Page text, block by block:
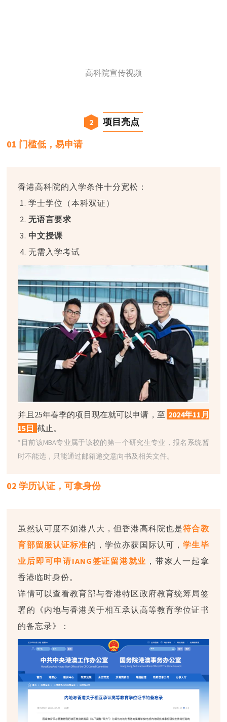
高科院宣传视频
2
项目亮点
01 门槛低，易申请
香港高科院的入学条件十分宽松：
1. 学士学位（本科双证）
2.无语言要求
3. 中文授课
4. 无需入学考试
并且25年春季的项目现在就可以申请，至 2024年11月
15日截止。
*目前该MBA专业属于该校的第一个研究生专业，报名系统暂
时不能选，只能通过邮箱递交意向书及相关文件。
02 学历认证，可拿身份
虽然认可度不如港八大，但香港高科院也是符合教
育部留服认证标准的，学位亦获国际认可，学生毕
业后即可申请IANG签证留港就业 ，带家人一起拿
香港临时身份。
详情可以查看教育部与香港特区政府教育统筹局签
署的《内地与香港关于相互承认高等教育学位证书
的备忘录》：